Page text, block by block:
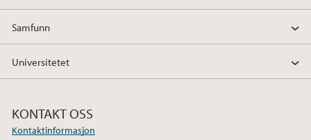
Samfunn
Universitetet
KONTAKT OSS
Kontaktinformasjon